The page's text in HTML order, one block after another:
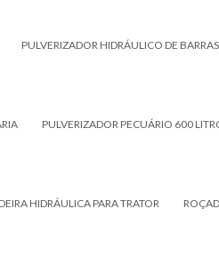
PULVERIZADOR HIDRÁULICO DE BARRAS
PULVERIZADOR PECUÁRIO 600
HIDRÁULICA PARA TRATOR